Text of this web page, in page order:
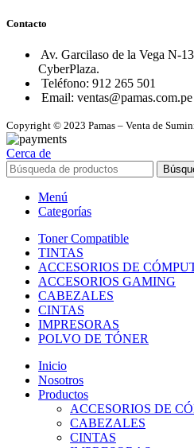
Contacto
Av. Garcilaso de la Vega N-
CyberPlaza.
Teléfono: 912 265 501
Email: ventas@pamas.com.pe
Copyright © 2023 Pamas – Venta de
Cerca de
Menú
Categorías
Toner Compatible
TINTAS
ACCESORIOS DE
ACCESORIOS GAMING
CABEZALES
CINTAS
IMPRESORAS
POLVO DE TÓNER
Inicio
Nosotros
Productos
ACCESORIOS DE
CABEZALES
CINTAS